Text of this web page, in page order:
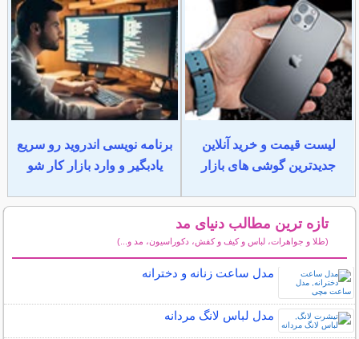
لیست قیمت و خرید آنلاین
جدیدترین گوشی های بازار
برنامه نویسی اندروید رو سریع
یادبگیر و وارد بازار کار شو
تازه ترین مطالب دنیای مد
(طلا و جواهرات، لباس و کیف و کفش، دکوراسیون، مد و...)
مدل ساعت زنانه و دخترانه
مدل لباس لانگ مردانه